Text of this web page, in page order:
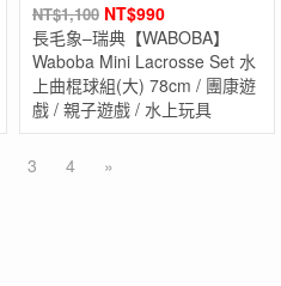
NT$1,100 NT$990
長毛象–瑞典【WABOBA】
Waboba Mini Lacrosse Set 水
上曲棍球組(大) 78cm / 團康遊
戲 / 親子遊戲 / 水上玩具
3 4 »